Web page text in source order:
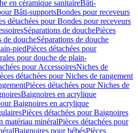
en céramique sanitaireBâti-
Bâti-supportsBondes pour receveurs
détachées pour Bondes pour receveurs
Séparations de douchePièces
de doucheSéparations de douche
piedPièces détachées pour
pour douche de plain-
pour AccessoiresNiches de
détachées pour Niches de rangement
Pièces détachées pour Niches de
Baignoires en acrylique
Baignoires en acrylique
Pièces détachées pour Baignoires
matériau minéralPièces détachées pour
Baignoires pour bébésPièces